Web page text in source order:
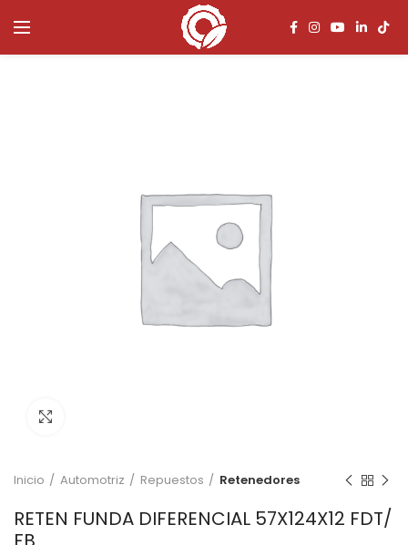
Inicio Automotriz Repuestos Retenedores
RETEN FUNDA DIFERENCIAL 57X124X12 FDT/